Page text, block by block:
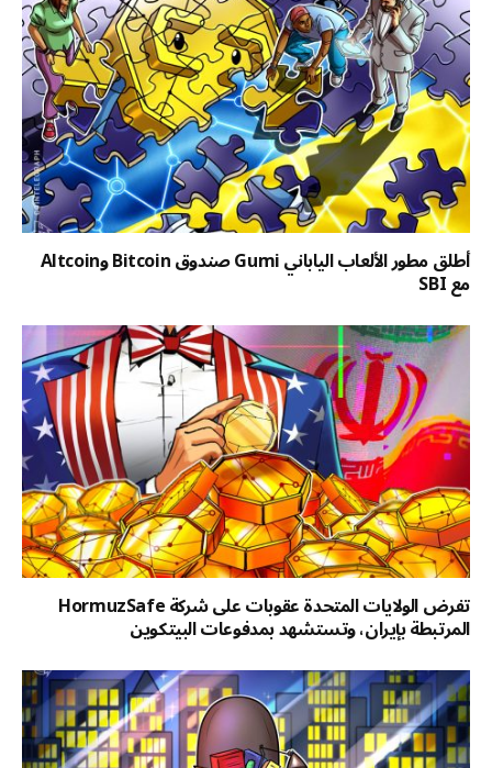
أطلق مطور الألعاب الياباني Gumi صندوق Bitcoin وAltcoin
مع SBI
تفرض الولايات المتحدة عقوبات على شركة HormuzSafe
المرتبطة بإيران، وتستشهد بمدفوعات البيتكوين